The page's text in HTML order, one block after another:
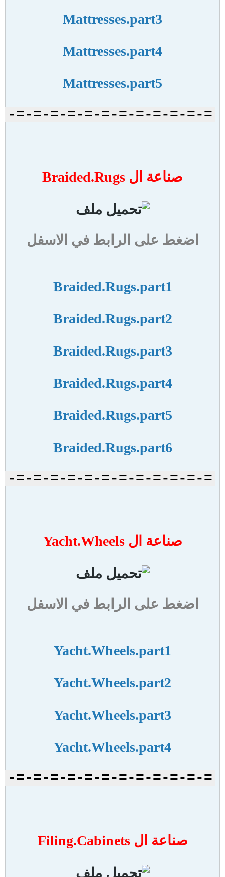
Mattresses.part3
Mattresses.part4
Mattresses.part5
=-=-=-=-=-=-=-=-=-=-=-=-
صناعة ال Braided.Rugs
اضغط على الرابط في الاسفل
Braided.Rugs.part1
Braided.Rugs.part2
Braided.Rugs.part3
Braided.Rugs.part4
Braided.Rugs.part5
Braided.Rugs.part6
=-=-=-=-=-=-=-=-=-=-=-=-
صناعة ال Yacht.Wheels
اضغط على الرابط في الاسفل
Yacht.Wheels.part1
Yacht.Wheels.part2
Yacht.Wheels.part3
Yacht.Wheels.part4
=-=-=-=-=-=-=-=-=-=-=-=-
صناعة ال Filing.Cabinets